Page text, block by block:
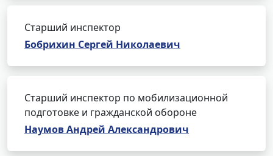
Старший инспектор
Бобрихин Сергей Николаевич
Старший инспектор по мобилизационной
подготовке и гражданской обороне
Наумов Андрей Александрович